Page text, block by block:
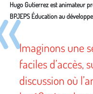
Hugo Gutierrez est animateur
BPJEPS Éducation au
Média secondaire
Imaginons une
faciles d’accès,
discussion où